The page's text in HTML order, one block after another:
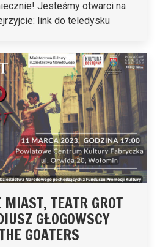
Jesteśmy otwarci na
link do teledysku
TEATR GROT
GŁOGOWSCY
GOATERS